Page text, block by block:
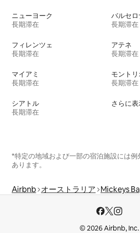
ニューヨーク
長期滞在
バルセロ
長期滞在
フィレンツェ
長期滞在
アテネ
長期滞在
マイアミ
長期滞在
モント
長期滞在
シアトル
長期滞在
さらに
*特定の地域および一部の宿泊施設には
あります。
Airbnb オーストラリア Mickeys
© 2026 Airbnb, Inc.